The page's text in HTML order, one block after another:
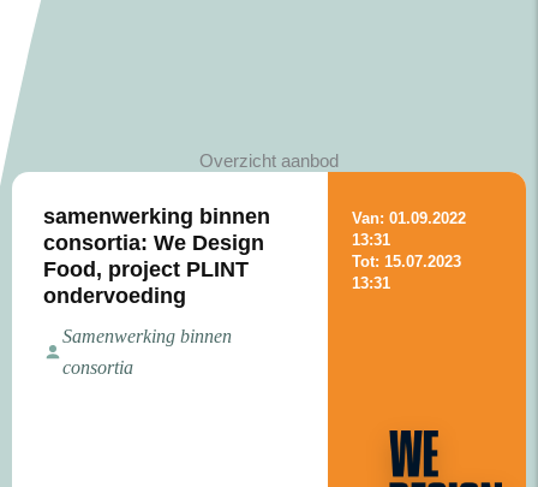
Overzicht aanbod
samenwerking binnen
consortia: We Design
Food, project PLINT
ondervoeding
Samenwerking binnen
consortia
Van: 01.09.2022
13:31
Tot: 15.07.2023
13:31